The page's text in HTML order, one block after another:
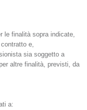
le finalità sopra indicate,
e,
sia soggetto a
altre finalità, previsti, da
a: